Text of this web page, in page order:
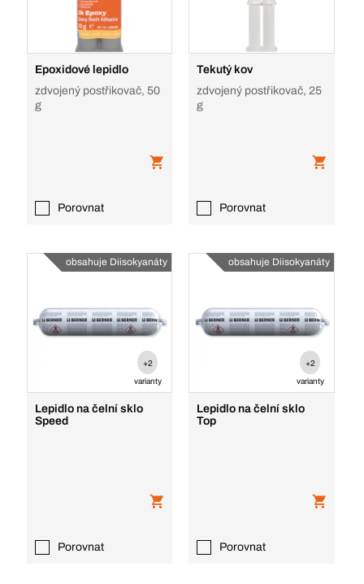
Epoxidové lepidlo
zdvojený postřikovač, 50
g
Porovnat
Tekutý kov
zdvojený postřikovač, 25
g
Porovnat
obsahuje Diisokyanáty
+2
varianty
Lepidlo na čelní sklo
Speed
Porovnat
obsahuje Diisokyanáty
+2
varianty
Lepidlo na čelní sklo
Top
Porovnat